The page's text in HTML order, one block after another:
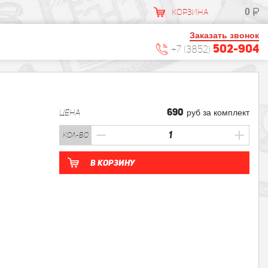
КОРЗИНА 0
Заказать звонок
+7 (3852) 502-904
ЦЕНА 690 руб за комплект
кол-во
В корзину